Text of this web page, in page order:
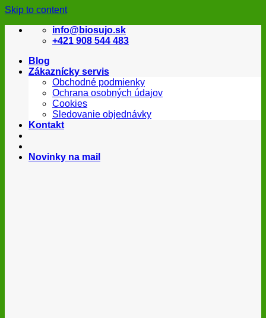
Skip to content
info@biosujo.sk
+421 908 544 483
Blog
Zákaznícky servis
Obchodné podmienky
Ochrana osobných údajov
Cookies
Sledovanie objednávky
Kontakt
Novinky na mail